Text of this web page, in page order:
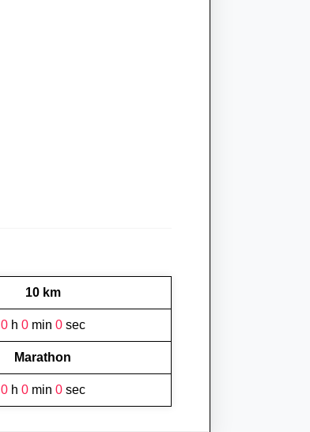
10 km
0h 0min 0sec
Marathon
0h 0min 0sec